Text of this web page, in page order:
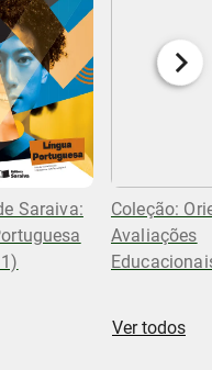
Saraiva:
Coleção:
Avaliações
Ver todos